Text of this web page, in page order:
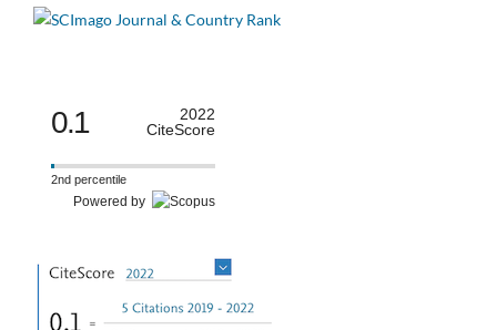
0.1
2022
CiteScore
2nd percentile
Powered by